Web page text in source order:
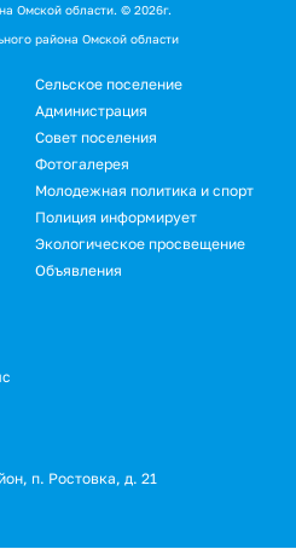
Омской области. © 2026г.
района Омской области
Сельское поселение
Администрация
Совет поселения
Фотогалерея
Молодежная политика и спорт
Полиция информирует
Экологическое просвещение
Объявления
п. Ростовка, д. 21